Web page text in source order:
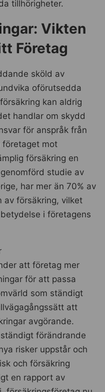
tillhörigheter.
Vikten
Företag
sköld av
oförutsedda
kan aldrig
handlar om skydd
för anspråk från
mot
försäkring en
studie av
har mer än 70% av
av försäkring, vilket
i företagens
att företag mer
för att passa
som ständigt
att
avgörande.
förändrande
risker uppstår och
och försäkring
en rapport av